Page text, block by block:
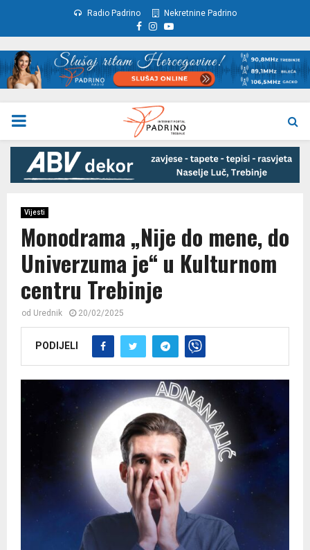
Radio Padrino Nekretnine Padrino
Facebook
Instagram
Youtube
PRIMARY
MENU
Vijesti
Monodrama „Nije do mene, do
Univerzuma je“ u Kulturnom
centru Trebinje
od Urednik 20/02/2025
PODIJELI